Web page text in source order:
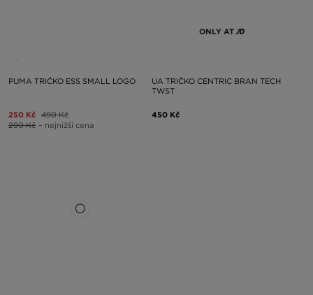
PUMA TRIČKO ESS SMALL LOGO
250 Kč 490 Kč
290 Kč – nejnižší cena
ONLY AT
UA TRIČKO CENTRIC BRAN TECH
TWST
450 Kč